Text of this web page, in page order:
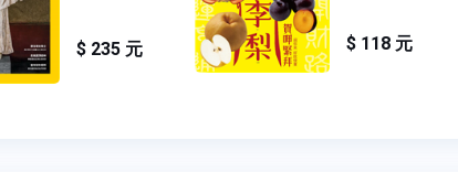
$ 235 元 $ 118 元